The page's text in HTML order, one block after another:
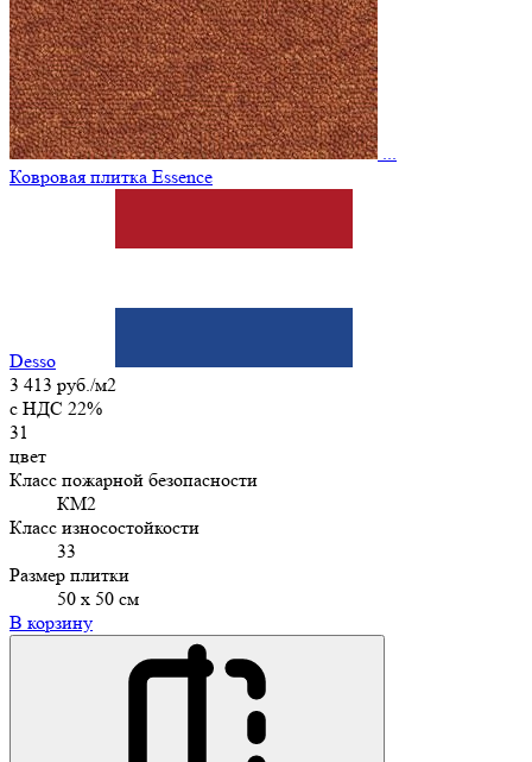
...
Ковровая плитка Essence
Desso
3 413 руб./м2
c НДС 22%
31
цвет
Класс пожарной безопасности
КМ2
Класс износостойкости
33
Размер плитки
50 х 50 см
В корзину